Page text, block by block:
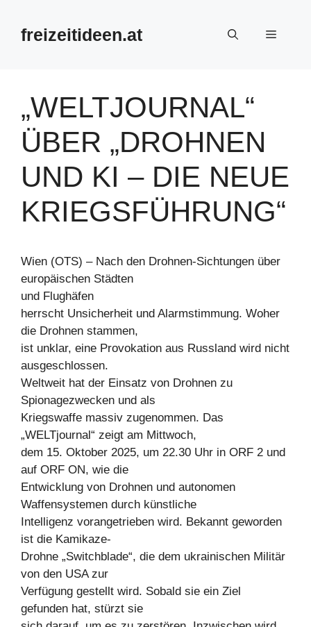
Inhalt
springenfreizeitideen.at Menü
„WELTJOURNAL“
ÜBER „DROHNEN
UND KI – DIE NEUE
KRIEGSFÜHRUNG“
Wien (OTS) – Nach den Drohnen-Sichtungen über
europäischen Städten
und Flughäfen
herrscht Unsicherheit und Alarmstimmung. Woher
die Drohnen stammen,
ist unklar, eine Provokation aus Russland wird nicht
ausgeschlossen.
Weltweit hat der Einsatz von Drohnen zu
Spionagezwecken und als
Kriegswaffe massiv zugenommen. Das
„WELTjournal“ zeigt am Mittwoch,
dem 15. Oktober 2025, um 22.30 Uhr in ORF 2 und
auf ORF ON, wie die
Entwicklung von Drohnen und autonomen
Waffensystemen durch künstliche
Intelligenz vorangetrieben wird. Bekannt geworden
ist die Kamikaze-
Drohne „Switchblade“, die dem ukrainischen Militär
von den USA zur
Verfügung gestellt wird. Sobald sie ein Ziel
gefunden hat, stürzt sie